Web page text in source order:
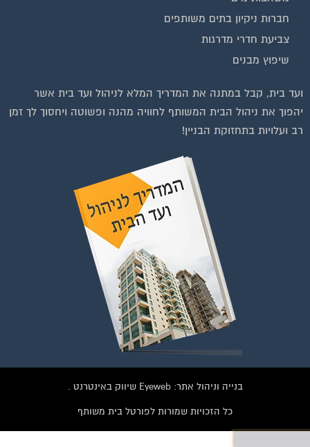
חברות ניקיון בתים משותפים
צביעת חדרי מדרגות
שיפוץ מבנים
ועד בית, קבל במתנה את המדריך המלא לניהול ועד בית אשר
יהפוך את ניהול הבית המשותף לחוויה מהנה ופשוטה ויחסוך לך זמן
רב ועלויות בתחזוקת הבניין!
בנייה וניהול אתר: Eyeweb שיווק באינטרנט .
כל הזכויות שמורות לפורטל בית משותף
וועדי בתים ודיירים
הצטרפו עכשיו לקבוצת
הפייסבוק הגדולה בישראל
הנותנת מענה לבעיות
הדיור בבית המשותף!!!
להצטרפות לחצו על התמונה או על הכפתור ושלחו בקשת הצטרפות בדף
לחץ למעבר לקבוצה